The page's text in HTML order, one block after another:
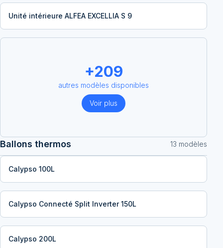
Unité intérieure ALFEA EXCELLIA S 9
+209
autres modèles disponibles
Voir plus
Ballons thermos 13 modèles
Calypso 100L
Calypso Connecté Split Inverter 150L
Calypso 200L